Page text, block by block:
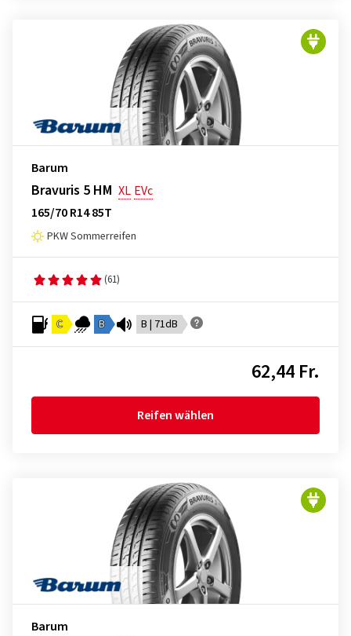
Barum
Bravuris 5 HM XL EVc
165/70 R14 85T
PKW Sommerreifen
(61)
C B B | 71dB
62,44 Fr.
Reifen wählen
Barum